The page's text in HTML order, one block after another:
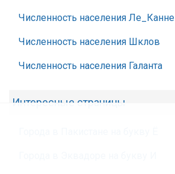
Численность населения Ле_Канне
Численность населения Шклов
Численность населения Галанта
Интересные страницы